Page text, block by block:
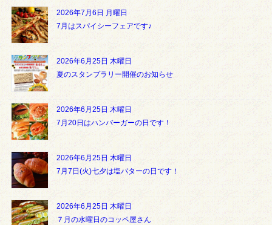
2026年7月6日 月曜日
7月はスパイシーフェアです♪
2026年6月25日 木曜日
夏のスタンプラリー開催のお知らせ
2026年6月25日 木曜日
7月20日はハンバーガーの日です！
2026年6月25日 木曜日
7月7日(火)七夕は塩バターの日です！
2026年6月25日 木曜日
７月の水曜日のコッペ屋さん